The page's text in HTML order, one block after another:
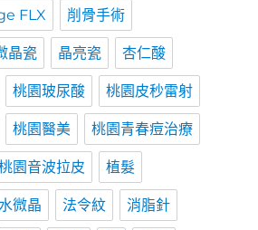
FLX 削骨手術
晶瓷 晶亮瓷 杏仁酸
桃園玻尿酸 桃園皮秒雷射
桃園醫美 桃園青春痘治療
園音波拉皮 植髮
微晶 法令紋 消脂針